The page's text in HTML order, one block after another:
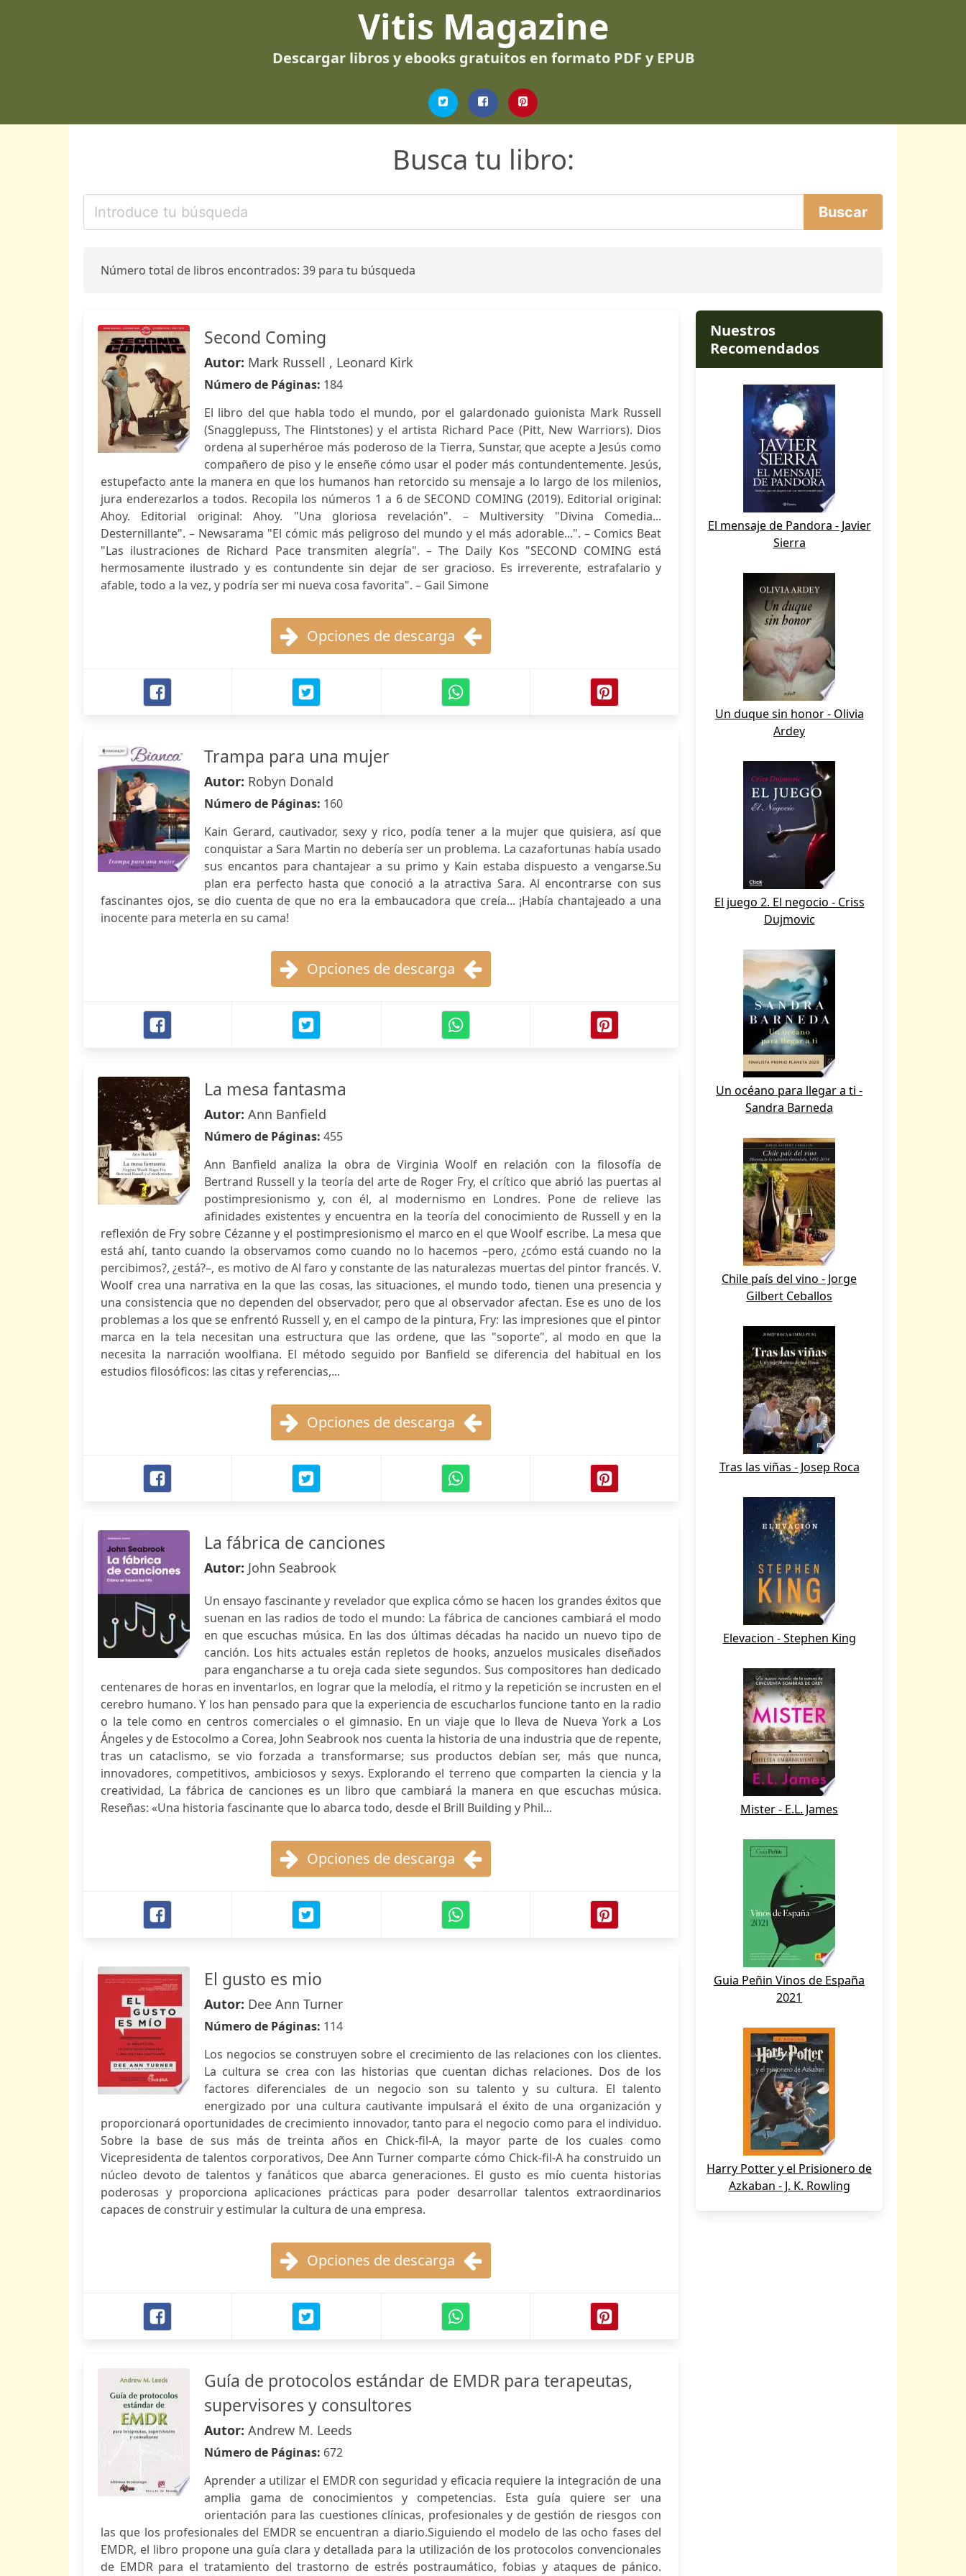
Vitis Magazine
Descargar libros y ebooks gratuitos en formato PDF y EPUB
Busca tu libro:
Número total de libros encontrados: 39 para tu búsqueda
Second Coming
Autor: Mark Russell , Leonard Kirk
Número de Páginas: 184
El libro del que habla todo el mundo, por el galardonado guionista Mark Russell
(Snagglepuss, The Flintstones) y el artista Richard Pace (Pitt, New Warriors). Dios
ordena al superhéroe más poderoso de la Tierra, Sunstar, que acepte a Jesús como
compañero de piso y le enseñe cómo usar el poder más contundentemente. Jesús,
estupefacto ante la manera en que los humanos han retorcido su mensaje a lo largo de los milenios,
jura enderezarlos a todos. Recopila los números 1 a 6 de SECOND COMING (2019). Editorial original:
Ahoy. Editorial original: Ahoy. "Una gloriosa revelación". – Multiversity "Divina Comedia...
Desternillante". – Newsarama "El cómic más peligroso del mundo y el más adorable...". – Comics Beat
"Las ilustraciones de Richard Pace transmiten alegría". – The Daily Kos "SECOND COMING está
hermosamente ilustrado y es contundente sin dejar de ser gracioso. Es irreverente, estrafalario y
afable, todo a la vez, y podría ser mi nueva cosa favorita". – Gail Simone
Opciones de descarga
Trampa para una mujer
Autor: Robyn Donald
Número de Páginas: 160
Kain Gerard, cautivador, sexy y rico, podía tener a la mujer que quisiera, así que
conquistar a Sara Martin no debería ser un problema. La cazafortunas había usado
sus encantos para chantajear a su primo y Kain estaba dispuesto a vengarse.Su
plan era perfecto hasta que conoció a la atractiva Sara. Al encontrarse con sus
fascinantes ojos, se dio cuenta de que no era la embaucadora que creía... ¡Había chantajeado a una
inocente para meterla en su cama!
Opciones de descarga
La mesa fantasma
Autor: Ann Banfield
Número de Páginas: 455
Ann Banfield analiza la obra de Virginia Woolf en relación con la filosofía de
Bertrand Russell y la teoría del arte de Roger Fry, el crítico que abrió las puertas al
postimpresionismo y, con él, al modernismo en Londres. Pone de relieve las
afinidades existentes y encuentra en la teoría del conocimiento de Russell y en la
reflexión de Fry sobre Cézanne y el postimpresionismo el marco en el que Woolf escribe. La mesa que
está ahí, tanto cuando la observamos como cuando no lo hacemos –pero, ¿cómo está cuando no la
percibimos?, ¿está?–, es motivo de Al faro y constante de las naturalezas muertas del pintor francés. V.
Woolf crea una narrativa en la que las cosas, las situaciones, el mundo todo, tienen una presencia y
una consistencia que no dependen del observador, pero que al observador afectan. Ese es uno de los
problemas a los que se enfrentó Russell y, en el campo de la pintura, Fry: las impresiones que el pintor
marca en la tela necesitan una estructura que las ordene, que las "soporte", al modo en que la
necesita la narración woolfiana. El método seguido por Banfield se diferencia del habitual en los
estudios filosóficos: las citas y referencias,...
Opciones de descarga
La fábrica de canciones
Autor: John Seabrook
Un ensayo fascinante y revelador que explica cómo se hacen los grandes éxitos que
suenan en las radios de todo el mundo: La fábrica de canciones cambiará el modo
en que escuchas música. En las dos últimas décadas ha nacido un nuevo tipo de
canción. Los hits actuales están repletos de hooks, anzuelos musicales diseñados
para engancharse a tu oreja cada siete segundos. Sus compositores han dedicado
centenares de horas en inventarlos, en lograr que la melodía, el ritmo y la repetición se incrusten en el
cerebro humano. Y los han pensado para que la experiencia de escucharlos funcione tanto en la radio
o la tele como en centros comerciales o el gimnasio. En un viaje que lo lleva de Nueva York a Los
Ángeles y de Estocolmo a Corea, John Seabrook nos cuenta la historia de una industria que de repente,
tras un cataclismo, se vio forzada a transformarse; sus productos debían ser, más que nunca,
innovadores, competitivos, ambiciosos y sexys. Explorando el terreno que comparten la ciencia y la
creatividad, La fábrica de canciones es un libro que cambiará la manera en que escuchas música.
Reseñas: «Una historia fascinante que lo abarca todo, desde el Brill Building y Phil...
Opciones de descarga
El gusto es mio
Autor: Dee Ann Turner
Número de Páginas: 114
Los negocios se construyen sobre el crecimiento de las relaciones con los clientes.
La cultura se crea con las historias que cuentan dichas relaciones. Dos de los
factores diferenciales de un negocio son su talento y su cultura. El talento
energizado por una cultura cautivante impulsará el éxito de una organización y
proporcionará oportunidades de crecimiento innovador, tanto para el negocio como para el individuo.
Sobre la base de sus más de treinta años en Chick-fil-A, la mayor parte de los cuales como
Vicepresidenta de talentos corporativos, Dee Ann Turner comparte cómo Chick-fil-A ha construido un
núcleo devoto de talentos y fanáticos que abarca generaciones. El gusto es mío cuenta historias
poderosas y proporciona aplicaciones prácticas para poder desarrollar talentos extraordinarios
capaces de construir y estimular la cultura de una empresa.
Opciones de descarga
Guía de protocolos estándar de EMDR para terapeutas,
supervisores y consultores
Autor: Andrew M. Leeds
Número de Páginas: 672
Aprender a utilizar el EMDR con seguridad y eficacia requiere la integración de una
amplia gama de conocimientos y competencias. Esta guía quiere ser una
orientación para las cuestiones clínicas, profesionales y de gestión de riesgos con
las que los profesionales del EMDR se encuentran a diario.Siguiendo el modelo de las ocho fases del
EMDR, el libro propone una guía clara y detallada para la utilización de los protocolos convencionales
de EMDR para el tratamiento del trastorno de estrés postraumático, fobias y ataques de pánico.
Nuestros
Recomendados
El mensaje de Pandora - Javier
Sierra
Un duque sin honor - Olivia
Ardey
El juego 2. El negocio - Criss
Dujmovic
Un océano para llegar a ti -
Sandra Barneda
Chile país del vino - Jorge
Gilbert Ceballos
Tras las viñas - Josep Roca
Elevacion - Stephen King
Mister - E.L. James
Guia Peñin Vinos de España
2021
Harry Potter y el Prisionero de
Azkaban - J. K. Rowling